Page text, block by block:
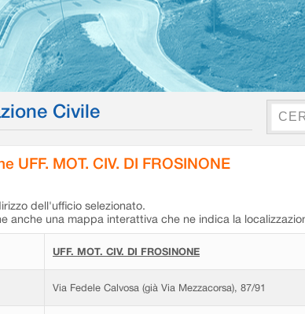
Civile
UFF. MOT. CIV. DI FROSINONE
dell'ufficio selezionato.
anche una mappa interattiva che ne indica la
UFF. MOT. CIV. DI FROSINONE
Via Fedele Calvosa (già Via Mezzacorsa), 87/91